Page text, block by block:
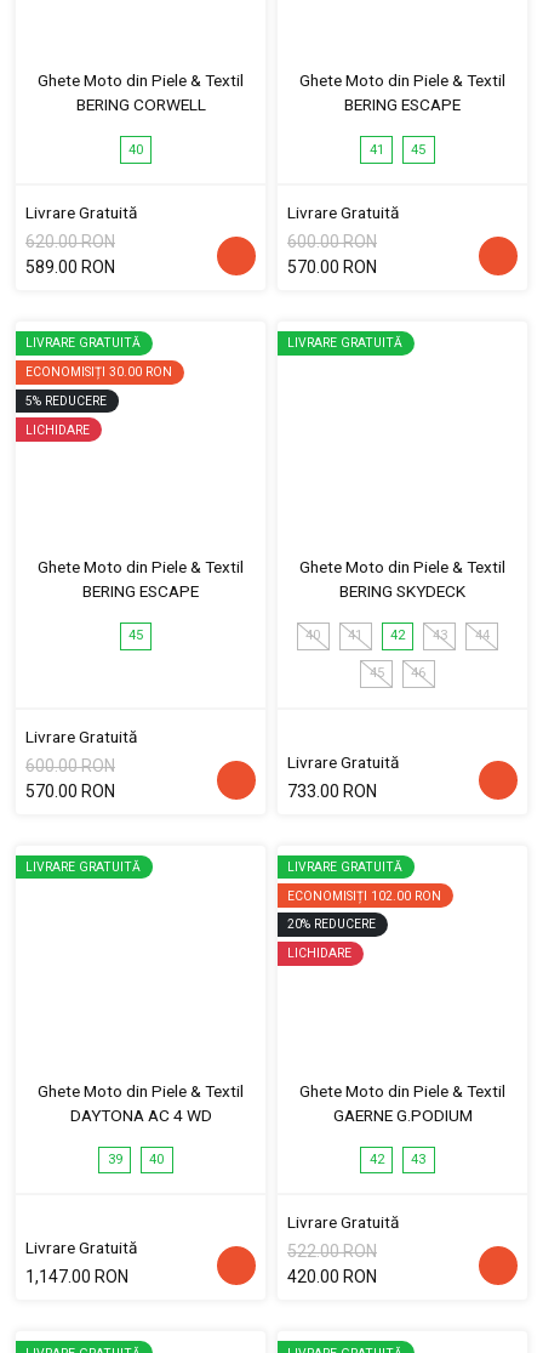
Ghete Moto din Piele & Textil
BERING CORWELL
40
Livrare Gratuită
620.00 RON
589.00 RON
Ghete Moto din Piele & Textil
BERING ESCAPE
41 45
Livrare Gratuită
600.00 RON
570.00 RON
LIVRARE GRATUITĂ
ECONOMISIȚI 30.00 RON
5% REDUCERE
LICHIDARE
Ghete Moto din Piele & Textil
BERING ESCAPE
45
Livrare Gratuită
600.00 RON
570.00 RON
LIVRARE GRATUITĂ
Ghete Moto din Piele & Textil
BERING SKYDECK
40 41 42 43 44
45 46
Livrare Gratuită
733.00 RON
LIVRARE GRATUITĂ
Ghete Moto din Piele & Textil
DAYTONA AC 4 WD
39 40
Livrare Gratuită
1,147.00 RON
LIVRARE GRATUITĂ
ECONOMISIȚI 102.00 RON
20% REDUCERE
LICHIDARE
Ghete Moto din Piele & Textil
GAERNE G.PODIUM
42 43
Livrare Gratuită
522.00 RON
420.00 RON